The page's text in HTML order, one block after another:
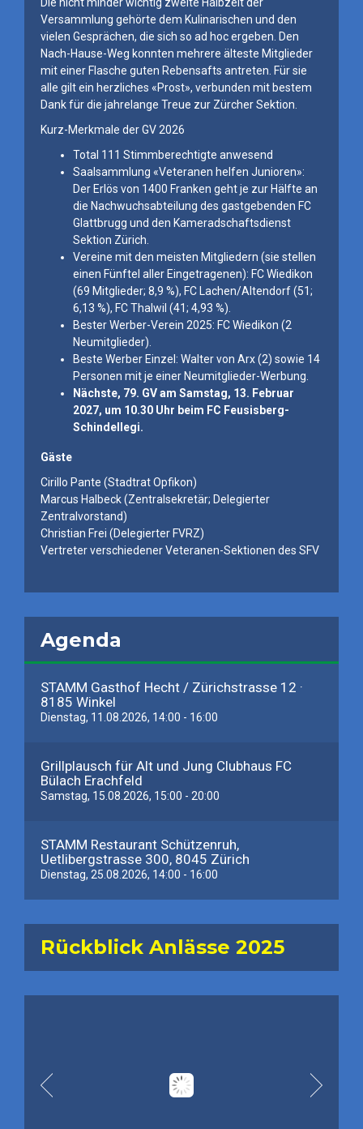
Die nicht minder wichtig zweite Halbzeit der
Versammlung gehörte dem Kulinarischen und den
vielen Gesprächen, die sich so ad hoc ergeben. Den
Nach-Hause-Weg konnten mehrere älteste Mitglieder
mit einer Flasche guten Rebensafts antreten. Für sie
alle gilt ein herzliches «Prost», verbunden mit bestem
Dank für die jahrelange Treue zur Zürcher Sektion.
Kurz-Merkmale der GV 2026
Total 111 Stimmberechtigte anwesend
Saalsammlung «Veteranen helfen Junioren»:
Der Erlös von 1400 Franken geht je zur Hälfte an
die Nachwuchsabteilung des gastgebenden FC
Glattbrugg und den Kameradschaftsdienst
Sektion Zürich.
Vereine mit den meisten Mitgliedern (sie stellen
einen Fünftel aller Eingetragenen): FC Wiedikon
(69 Mitglieder; 8,9 %), FC Lachen/Altendorf (51;
6,13 %), FC Thalwil (41; 4,93 %).
Bester Werber-Verein 2025: FC Wiedikon (2
Neumitglieder).
Beste Werber Einzel: Walter von Arx (2) sowie 14
Personen mit je einer Neumitglieder-Werbung.
Nächste, 79. GV am Samstag, 13. Februar
2027, um 10.30 Uhr beim FC Feusisberg-
Schindellegi.
Gäste
Cirillo Pante (Stadtrat Opfikon)
Marcus Halbeck (Zentralsekretär; Delegierter
Zentralvorstand)
Christian Frei (Delegierter FVRZ)
Vertreter verschiedener Veteranen-Sektionen des SFV
Agenda
STAMM Gasthof Hecht / Zürichstrasse 12 ·
8185 Winkel
Dienstag, 11.08.2026, 14:00 - 16:00
Grillplausch für Alt und Jung Clubhaus FC
Bülach Erachfeld
Samstag, 15.08.2026, 15:00 - 20:00
STAMM Restaurant Schützenruh,
Uetlibergstrasse 300, 8045 Zürich
Dienstag, 25.08.2026, 14:00 - 16:00
Rückblick Anlässe 2025